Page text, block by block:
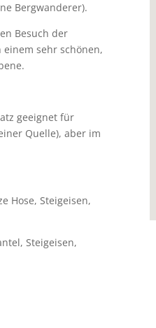
Bergwanderer).
Besuch der
sehr schönen,
geeignet für
Quelle), aber im
Hose, Steigeisen,
Steigeisen,